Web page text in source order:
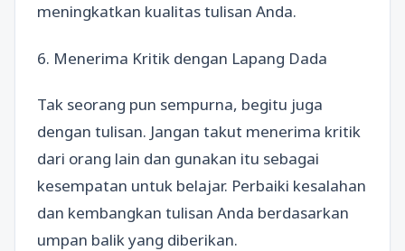
meningkatkan kualitas tulisan Anda.
6. Menerima Kritik dengan Lapang Dada
Tak seorang pun sempurna, begitu juga
dengan tulisan. Jangan takut menerima kritik
dari orang lain dan gunakan itu sebagai
kesempatan untuk belajar. Perbaiki kesalahan
dan kembangkan tulisan Anda berdasarkan
umpan balik yang diberikan.